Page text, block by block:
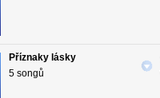
Příznaky lásky
5 songů